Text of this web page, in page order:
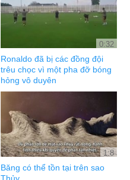
0:32
Ronaldo đã bị các đồng đội
trêu chọc vì một pha đỡ bóng
hỏng vô duyên
1:8
Băng có thể tồn tại trên sao